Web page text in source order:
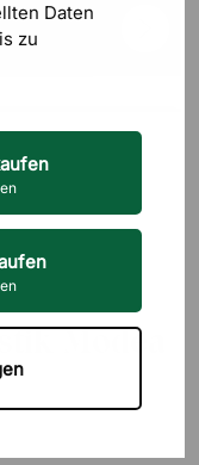
Daten
zu
Modea